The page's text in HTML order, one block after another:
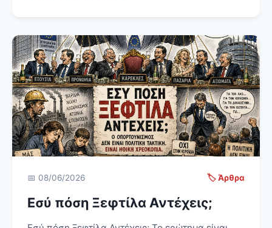
📅 08/06/2026 🏷️ Άρθρα
Εσύ πόση Ξεφτίλα Αντέχεις;